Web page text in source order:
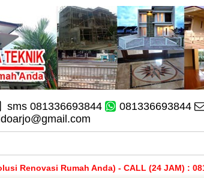
sms 081336693844
081336693844
Renovasi Rumah Anda) - CALL (24 JAM) :